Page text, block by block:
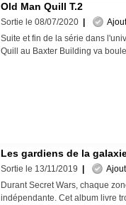
Old Man Quill T.2
Sortie le 08/07/2020
Suite et fin de la série dans
Quill au Baxter Building va
Les gardiens de la
Sortie le 13/11/2019
Durant Secret Wars, chaque
indépendante. Cet album livre